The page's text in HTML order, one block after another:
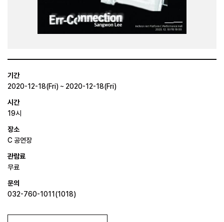
기간
2020-12-18(Fri) ~ 2020-12-18(Fri)
시간
19시
장소
C 공연장
관람료
무료
문의
032-760-1011(1018)